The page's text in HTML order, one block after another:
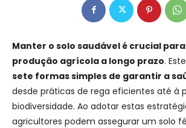
Manter o solo saudável é crucial
produção agrícola a longo prazo.
sete formas simples de garantir a
desde práticas de rega eficientes até à
biodiversidade. Ao adotar estas
agricultores podem assegurar um solo